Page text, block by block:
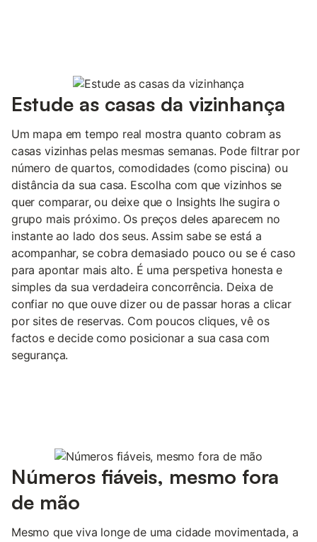
Estude as casas da vizinhança
Um mapa em tempo real mostra quanto cobram as
casas vizinhas pelas mesmas semanas. Pode filtrar por
número de quartos, comodidades (como piscina) ou
distância da sua casa. Escolha com que vizinhos se
quer comparar, ou deixe que o Insights lhe sugira o
grupo mais próximo. Os preços deles aparecem no
instante ao lado dos seus. Assim sabe se está a
acompanhar, se cobra demasiado pouco ou se é caso
para apontar mais alto. É uma perspetiva honesta e
simples da sua verdadeira concorrência. Deixa de
confiar no que ouve dizer ou de passar horas a clicar
por sites de reservas. Com poucos cliques, vê os
factos e decide como posicionar a sua casa com
segurança.
Números fiáveis, mesmo fora
de mão
Mesmo que viva longe de uma cidade movimentada, a